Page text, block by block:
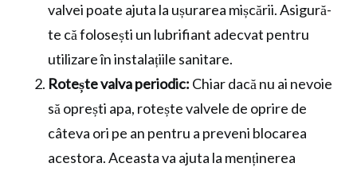
valvei poate ajuta la ușurarea mișcării. Asigură-
te că folosești un lubrifiant adecvat pentru
utilizare în instalațiile sanitare.
Rotește valva periodic: Chiar dacă nu ai nevoie
să oprești apa, rotește valvele de oprire de
câteva ori pe an pentru a preveni blocarea
acestora. Aceasta va ajuta la menținerea